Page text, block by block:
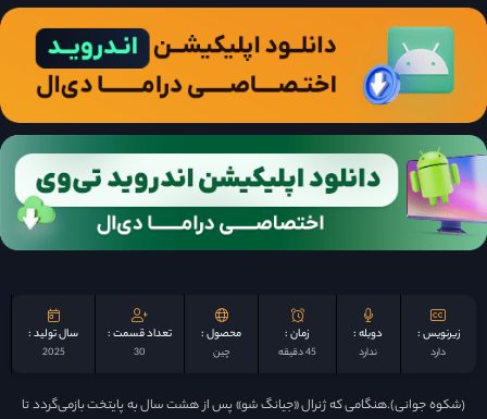
زیرنویس :
دارد
دوبله :
ندارد
زمان :
45 دقیقه
محصول :
چين
تعداد قسمت :
30
سال تولید :
2025
(شکوه جوانی).هنگامی که ژنرال «جیانگ شو» پس از هشت سال به پایتخت بازمی‌گردد تا